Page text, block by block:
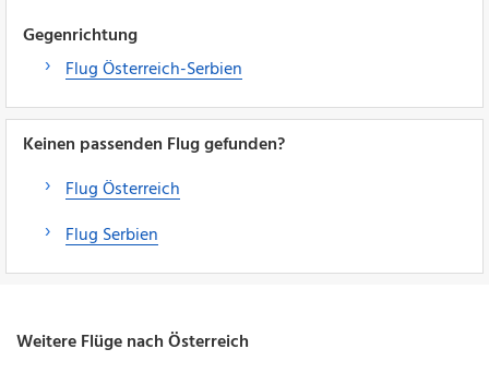
Gegenrichtung
Flug Österreich-Serbien
Keinen passenden Flug gefunden?
Flug Österreich
Flug Serbien
Weitere Flüge nach Österreich